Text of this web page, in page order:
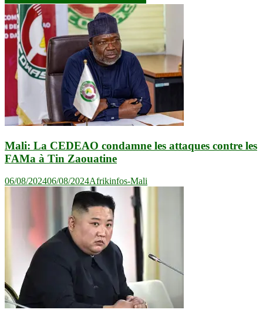
l’article
Mali: La CEDEAO condamne les attaques contre les
FAMa à Tin Zaouatine
06/08/202406/08/2024Afrikinfos-Mali